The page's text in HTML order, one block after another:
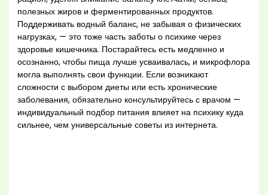
полезных жиров и ферментированных продуктов.
Поддерживать водный баланс, не забывая о физических
нагрузках, — это тоже часть заботы о психике через
здоровье кишечника. Постарайтесь есть медленно и
осознанно, чтобы пища лучше усваивалась, и микрофлора
могла выполнять свои функции. Если возникают
сложности с выбором диеты или есть хронические
заболевания, обязательно консультируйтесь с врачом —
индивидуальный подбор питания влияет на психику куда
сильнее, чем универсальные советы из интернета.